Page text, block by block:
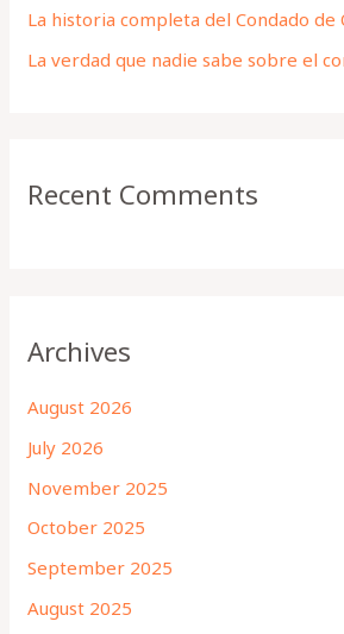
:La historia completa del Condado de
La verdad que nadie sabe sobre el
Recent Comments
Archives
August 2026
July 2026
November 2025
October 2025
September 2025
August 2025